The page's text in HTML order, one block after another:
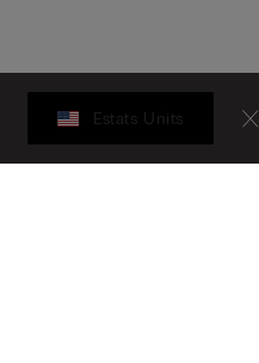
Estats Units